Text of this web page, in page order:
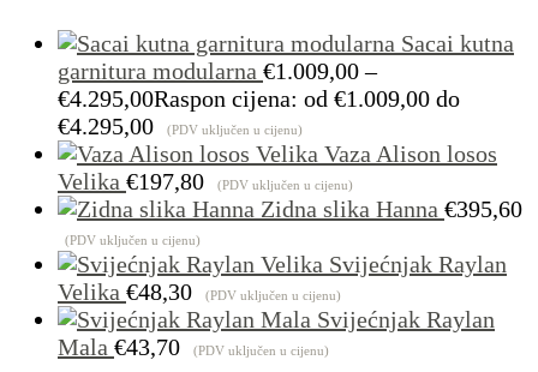
Sacai kutna
garnitura modularna €1.009,00 –
€4.295,00Raspon cijena: od €1.009,00 do
€4.295,00
(PDV uključen u cijenu)
Vaza Alison losos
Velika €197,80 (PDV uključen u cijenu)
Zidna slika Hanna €395,60
(PDV uključen u cijenu)
Svijećnjak Raylan
Velika €48,30 (PDV uključen u cijenu)
Svijećnjak Raylan
Mala €43,70 (PDV uključen u cijenu)